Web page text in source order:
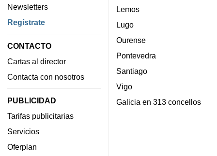
Newsletters
Regístrate
CONTACTO
Cartas al director
Contacta con nosotros
PUBLICIDAD
Tarifas publicitarias
Servicios
Oferplan
Lemos
Lugo
Ourense
Pontevedra
Santiago
Vigo
Galicia en 313 concellos